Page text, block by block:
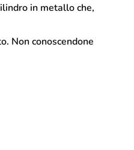
in metallo che,
Non conoscendone